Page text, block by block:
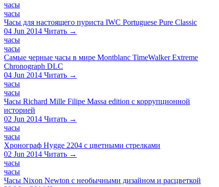
часы
часы
Часы для настоящего пуриста IWC Portuguese Pure Classic
04 Jun 2014 Читать →
часы
часы
Самые черные часы в мире Montblanc TimeWalker Extreme
Chronograph DLC
04 Jun 2014 Читать →
часы
часы
Часы Richard Mille Filipe Massa edition с коррупционной
историей
02 Jun 2014 Читать →
часы
часы
Хронограф Hygge 2204 с цветными стрелками
02 Jun 2014 Читать →
часы
часы
Часы Nixon Newton с необычными дизайном и расцветкой